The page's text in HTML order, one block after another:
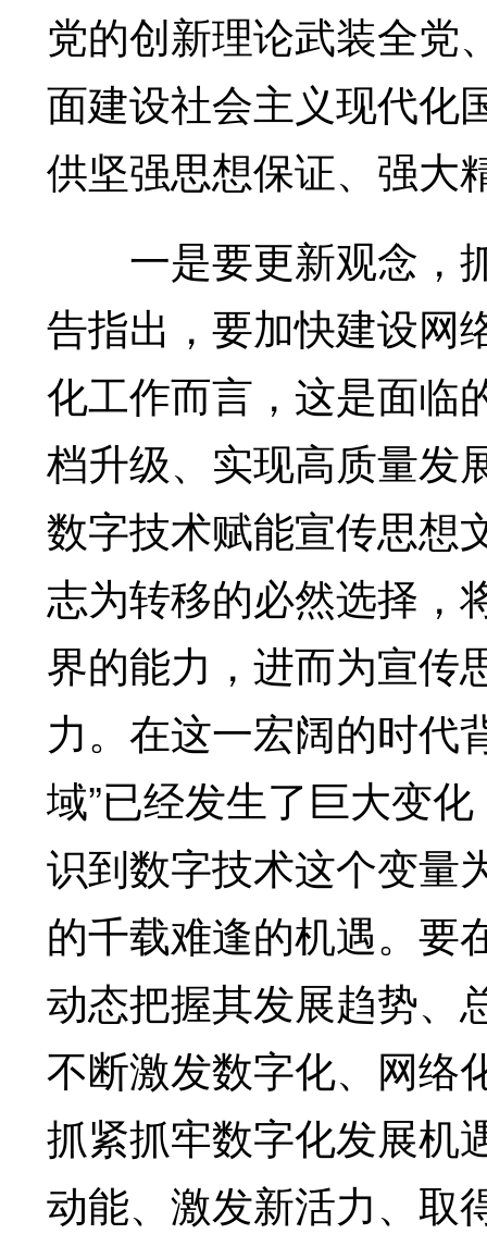
党的创新理论武装全党
面建设社会主义现代化
供坚强思想保证、强大
一是要更新观念，
告指出，要加快建设网
化工作而言，这是面临
档升级、实现高质量发
数字技术赋能宣传思想
志为转移的必然选择，
界的能力，进而为宣传
力。在这一宏阔的时代
域”已经发生了巨大变
识到数字技术这个变量
的千载难逢的机遇。要
动态把握其发展趋势、
不断激发数字化、网络
抓紧抓牢数字化发展机
动能、激发新活力、取